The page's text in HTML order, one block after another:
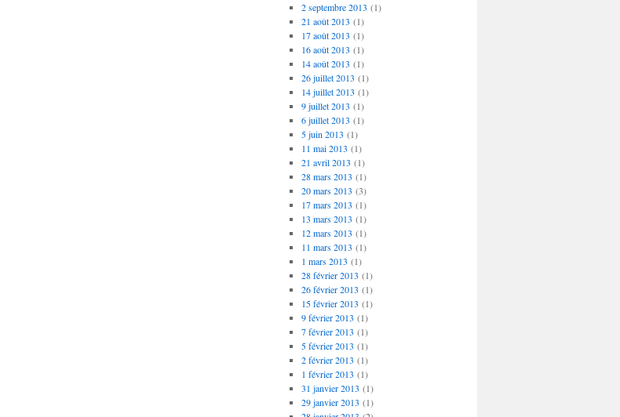
2 septembre 2013 (1)
21 août 2013 (1)
17 août 2013 (1)
16 août 2013 (1)
14 août 2013 (1)
26 juillet 2013 (1)
14 juillet 2013 (1)
9 juillet 2013 (1)
6 juillet 2013 (1)
5 juin 2013 (1)
11 mai 2013 (1)
21 avril 2013 (1)
28 mars 2013 (1)
20 mars 2013 (3)
17 mars 2013 (1)
13 mars 2013 (1)
12 mars 2013 (1)
11 mars 2013 (1)
1 mars 2013 (1)
28 février 2013 (1)
26 février 2013 (1)
15 février 2013 (1)
9 février 2013 (1)
7 février 2013 (1)
5 février 2013 (1)
2 février 2013 (1)
1 février 2013 (1)
31 janvier 2013 (1)
29 janvier 2013 (1)